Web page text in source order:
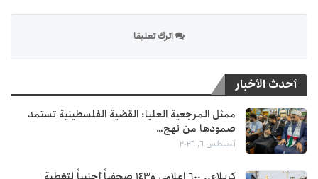
اترك تعليقا
أحدث الأخبار
ممثل المرجعية العليا: القضية الفلسطينية تستمد
صمودها من نهج…
أغسطس 6, 2026